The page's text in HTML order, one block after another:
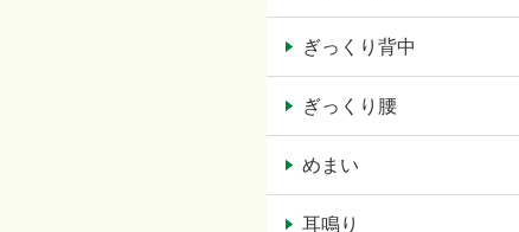
ぎっくり背中
ぎっくり腰
めまい
耳鳴り